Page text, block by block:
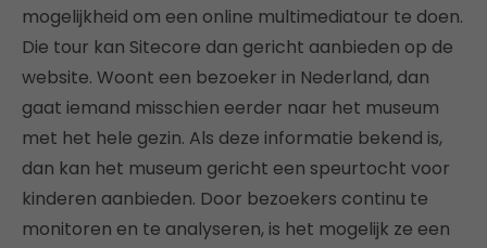
mogelijkheid om een online multimediatour te doen.
Die tour kan Sitecore dan gericht aanbieden op de
website. Woont een bezoeker in Nederland, dan
gaat iemand misschien eerder naar het museum
met het hele gezin. Als deze informatie bekend is,
dan kan het museum gericht een speurtocht voor
kinderen aanbieden. Door bezoekers continu te
monitoren en te analyseren, is het mogelijk ze een